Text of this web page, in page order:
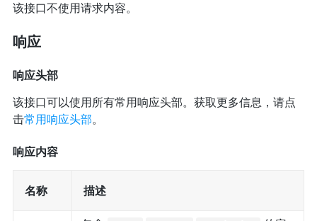
该接口不使用请求内容。
响应
响应头部
该接口可以使用所有常用响应头部。获取更多信息，请点
击常用响应头部。
响应内容
名称 描述